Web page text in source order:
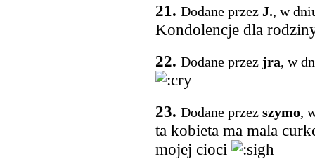
21. Dodane przez J., w
Kondolencje dla
22. Dodane przez jra, w
23. Dodane przez szymo,
ta kobieta ma mala
mojej cioci